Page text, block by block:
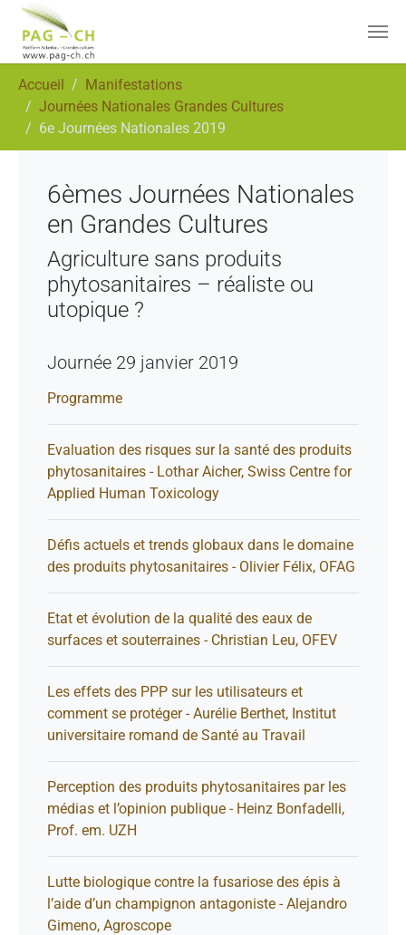
Accueil
Manifestations
Journées Nationales Grandes Cultures
6e Journées Nationales 2019
6èmes Journées Nationales
en Grandes Cultures
Agriculture sans produits
phytosanitaires – réaliste ou
utopique ?
Journée 29 janvier 2019
Programme
Evaluation des risques sur la santé des produits
phytosanitaires - Lothar Aicher, Swiss Centre for
Applied Human Toxicology
Défis actuels et trends globaux dans le domaine
des produits phytosanitaires - Olivier Félix, OFAG
Etat et évolution de la qualité des eaux de
surfaces et souterraines - Christian Leu, OFEV
Les effets des PPP sur les utilisateurs et
comment se protéger - Aurélie Berthet, Institut
universitaire romand de Santé au Travail
Perception des produits phytosanitaires par les
médias et l’opinion publique - Heinz Bonfadelli,
Prof. em. UZH
Lutte biologique contre la fusariose des épis à
l’aide d’un champignon antagoniste - Alejandro
Gimeno, Agroscope